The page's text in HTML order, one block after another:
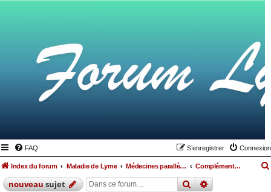
FAQ Connexion
S’enregistrer
Index du forum Maladie de Lyme Médecines parallèles, alimentation et hygiène de vie Compléments, minéraux et vitamines
nouveausujet rechercher
recherche